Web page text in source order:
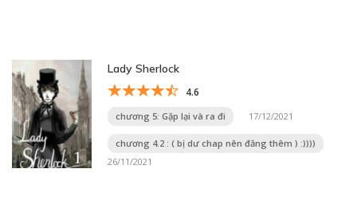
Lady Sherlock
4.6
chương 5: Gặp lại và ra đi 17/12/2021
chương 4.2 : ( bị dư chap nên đăng thêm ) :))))
26/11/2021